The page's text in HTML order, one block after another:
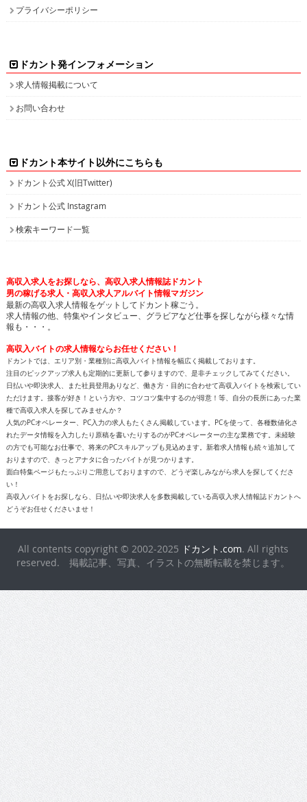
求人情報掲載について
お問い合わせ
ドカント公式 X(旧Twitter)
ドカント公式 Instagram
検索キーワード一覧
男の稼げる求人・高収入求人アルバイト情報マガジン
最新の高収入求人情報をゲットしてドカント稼ごう。
求人情報の他、特集やインタビュー、グラビアなど仕事を探しながら様々な情
報も・・・。
高収入バイトの求人情報ならお任せください！
ドカントでは、エリア別・業種別に高収入バイト情報を幅広く掲載しております。
注目のピックアップ求人も定期的に更新して参りますので、是非チェックしてみてください。
日払いや即決求人、また社員登用ありなど、働き方・目的に合わせて高収入バイトを検索してい
ただけます。接客が好き！という方や、コツコツ集中するのが得意！等、自分の長所にあった業
種で高収入求人を探してみませんか？
人気のPCオペレーター、PC入力の求人もたくさん掲載しています。PCを使って、各種数値化さ
れたデータ情報を入力したり原稿を書いたりするのがPCオペレーターの主な業務です。未経験
の方でも可能なお仕事で、将来のPCスキルアップも見込めます。新着求人情報も続々追加して
おりますので、きっとアナタに合ったバイトが見つかります。
面白特集ページもたっぷりご用意しておりますので、どうぞ楽しみながら求人を探してくださ
い！
どうぞお任せくださいませ！
All contents copyright © 2002-2025ドカント.com. All rights
reserved. 掲載記事、写真、イラストの無断転載を禁じます。